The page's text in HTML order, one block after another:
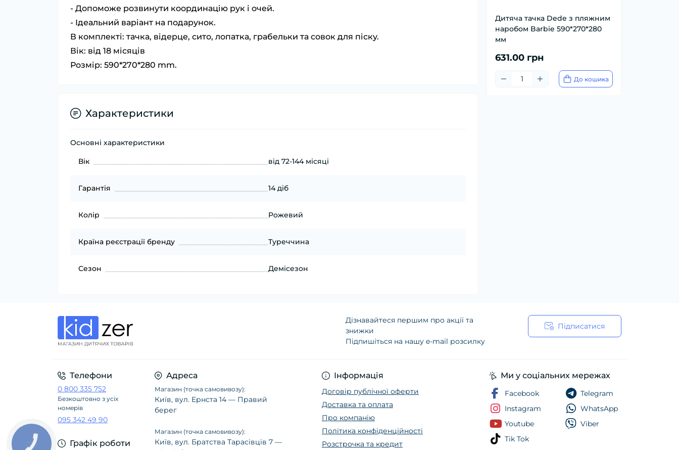
Дитяча тачка Dede з пляжним
наробом Barbie 590*270*280
мм
631.00 грн
До кошика
- Допоможе розвинути координацію рук і очей.
- Ідеальний варіант на подарунок.
В комплекті: тачка, відерце, сито, лопатка, грабельки та совок для піску.
Вік: від 18 місяців
Розмір: 590*270*280 mm.
Характеристики
Основні характеристики
Вік від 72-144 місяці
Гарантія 14 діб
Колір Рожевий
Країна реєстрації бренду Туреччина
Сезон Демісезон
Дізнавайтеся першим про акції та
знижки
Підпишіться на нашу e-mail розсилку
Підписатися
Політика конфіденційності
Телефони
0 800 335 752
Безкоштовно з усіх
номерів
095 342 49 90
Графік роботи
Адреса
Магазин (точка самовивозу):
Київ, вул. Ернста 14 — Правий
берег
Магазин (точка самовивозу):
Київ, вул. Братства Тарасівців 7 —
Інформація
Договір публічної оферти
Доставка та оплата
Про компанію
Політика конфіденційності
Розстрочка та кредит
Ми у соціальних мережах
Facebook
Instagram
Youtube
Tik Tok
Telegram
WhatsApp
Viber